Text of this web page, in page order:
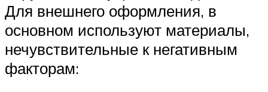
Для внешнего оформления, в
основном используют материалы,
нечувствительные к негативным
факторам: